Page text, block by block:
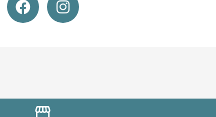
storefront